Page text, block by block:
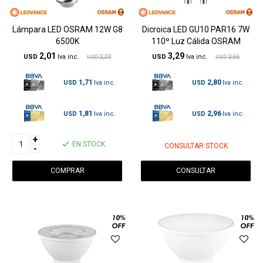
Lámpara LED OSRAM 12W G8
6500K
USD 2,01 USD 2,23
USD 1,71
USD 1,81
+
- EN STOCK
Dicroica LED GU10 PAR16 7W
110º Luz Cálida OSRAM
USD 3,29 USD 3,66
USD 2,80
USD 2,96
CONSULTAR STOCK
CONSULTAR